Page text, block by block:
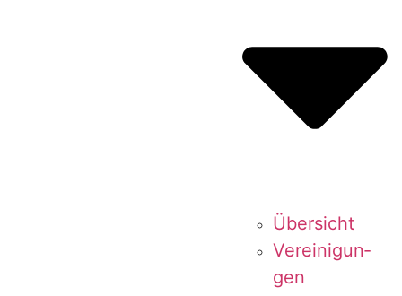
Über­sicht
Ver­ei­ni­gun­
gen